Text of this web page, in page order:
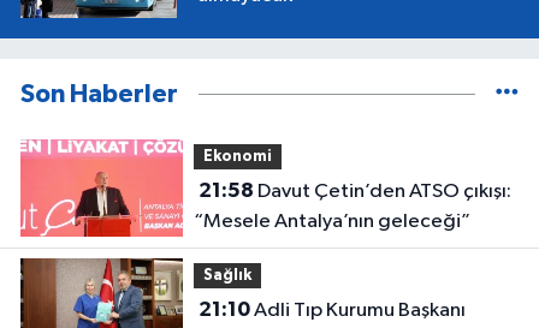
Son Haberler
Ekonomi
21:58
“Mesele Antalya’nın geleceği”
Sağlık
21:10Adli Tıp Kurumu Başkanı